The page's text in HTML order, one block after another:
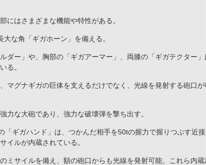
にはさまざまな機能や特性がある。
な角「ギガホーン」を備える。
ダー」や、胸部の「ギガアーマー」、両膝の「ギガテクター」
る。
マグナギガの巨体を支えるだけでなく、光線を発射する砲口が
力な大砲であり、強力な破壊弾を撃ち出す。
「ギガハンド」は、つかんだ相手を50tの握力で握りつぶす近
イルが内蔵されている。
ミサイルを備え、額の砲口からも光線を発射可能。これら内蔵